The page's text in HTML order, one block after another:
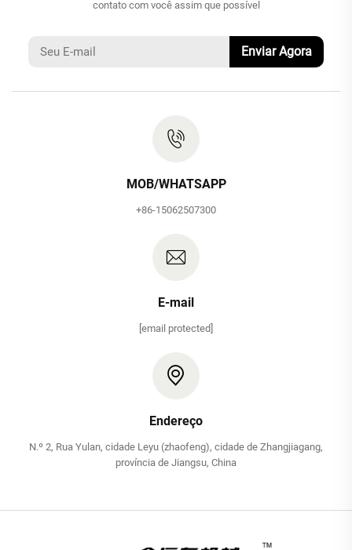
contato com você assim que possível
Enviar Agora
MOB/WHATSAPP
+86-15062507300
E-mail
[email protected]
Endereço
N.º 2, Rua Yulan, cidade Leyu (zhaofeng), cidade de Zhangjiagang,
província de Jiangsu, China